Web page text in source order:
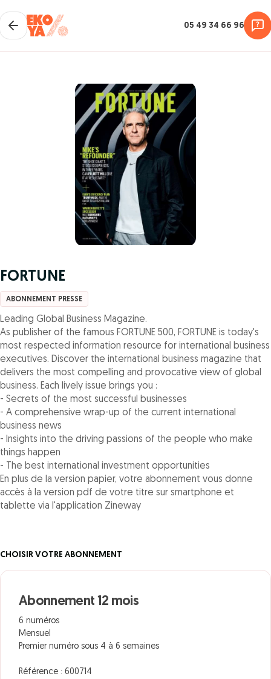
05 49 34 66 96
FORTUNE
ABONNEMENT PRESSE
Leading Global Business Magazine.
As publisher of the famous FORTUNE 500, FORTUNE is today's
most respected information resource for international business
executives. Discover the international business magazine that
delivers the most compelling and provocative view of global
business. Each lively issue brings you :
- Secrets of the most successful businesses
- A comprehensive wrap-up of the current international
business news
- Insights into the driving passions of the people who make
things happen
- The best international investment opportunities
En plus de la version papier, votre abonnement vous donne
accès à la version pdf de votre titre sur smartphone et
tablette via l'application Zineway
CHOISIR VOTRE ABONNEMENT
Abonnement 12 mois
6 numéros
Mensuel
Premier numéro sous 4 à 6 semaines
Référence : 600714